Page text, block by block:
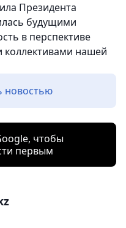
Президента
будущими
в перспективе
коллективами нашей
новостью
чтобы
первым